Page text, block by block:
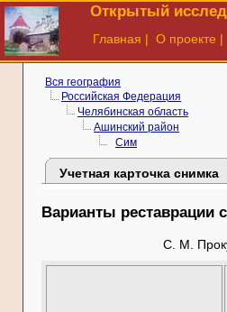
Открытый
Главная | О проекте |
Вся география
Российская Федерация
Челябинская область
Ашинский район
Сим
Учетная карточка снимка
Варианты реставрации
С. М.